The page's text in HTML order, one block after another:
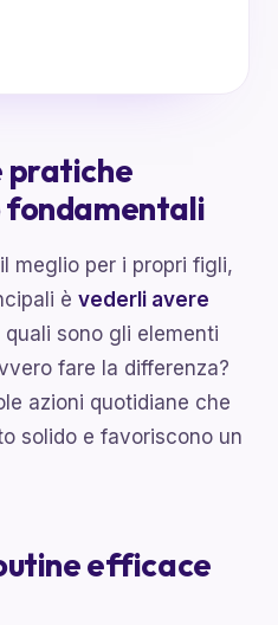
pratiche
fondamentali
meglio per i propri figli,
è vederli avere
quali sono gli elementi
fare la differenza?
azioni quotidiane che
solido e favoriscono un
efficace